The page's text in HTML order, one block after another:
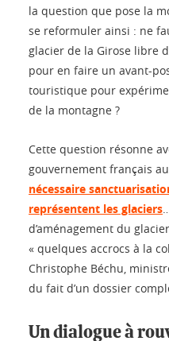
la question que pose la
se reformuler ainsi : ne
glacier de la Girose libre
pour en faire un avant-
touristique pour
de la montagne ?
Cette question résonne
gouvernement français
nécessaire
représentent les glaciers
d’aménagement du
« quelques accrocs à la
Christophe Béchu,
du fait d’un dossier
Un dialogue à